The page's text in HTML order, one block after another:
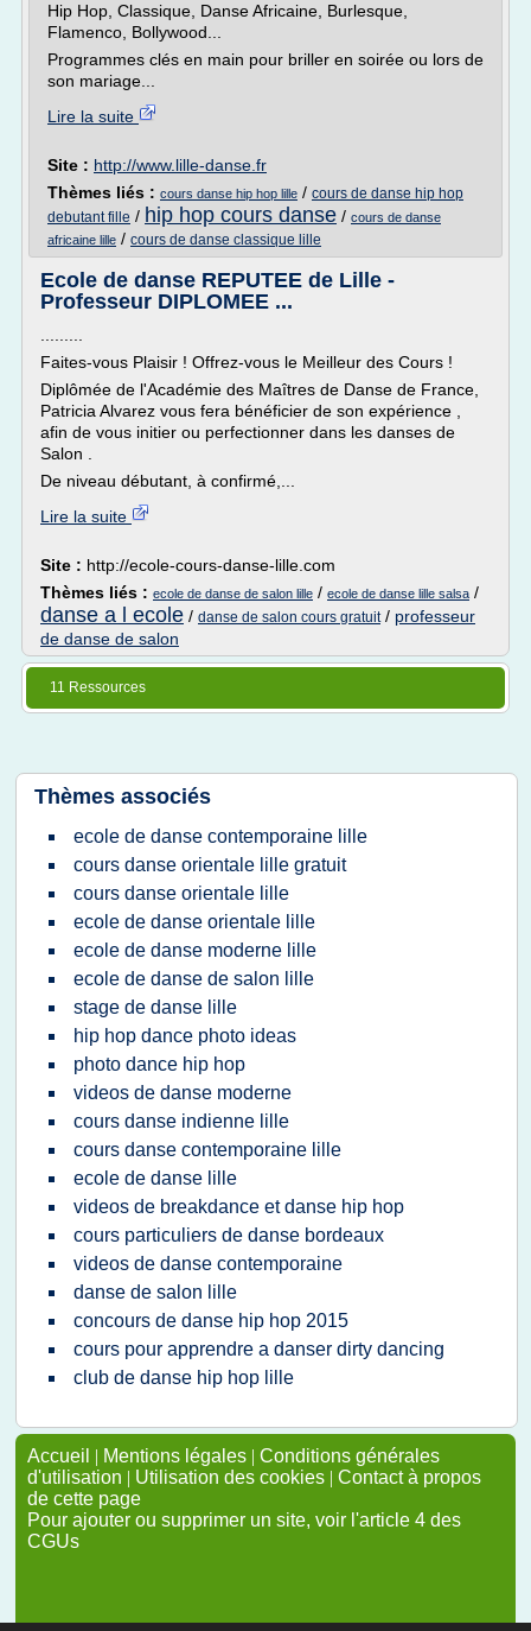
Hip Hop, Classique, Danse Africaine, Burlesque,
Flamenco, Bollywood...
Programmes clés en main pour briller en soirée ou lors de
son mariage...
Lire la suite
Site : http://www.lille-danse.fr
Thèmes liés : cours danse hip hop lille / cours de danse hip hop
debutant fille / hip hop cours danse / cours de danse
africaine lille / cours de danse classique lille
Ecole de danse REPUTEE de Lille -
Professeur DIPLOMEE ...
Faites-vous Plaisir ! Offrez-vous le Meilleur des Cours !
Diplômée de l'Académie des Maîtres de Danse de France,
Patricia Alvarez vous fera bénéficier de son expérience ,
afin de vous initier ou perfectionner dans les danses de
Salon .
De niveau débutant, à confirmé,...
Lire la suite
Site : http://ecole-cours-danse-lille.com
Thèmes liés : ecole de danse de salon lille / ecole de danse lille salsa /
danse a l ecole / danse de salon cours gratuit/ professeur
de danse de salon
11 Ressources
Thèmes associés
ecole de danse contemporaine lille
cours danse orientale lille gratuit
cours danse orientale lille
ecole de danse orientale lille
ecole de danse moderne lille
ecole de danse de salon lille
stage de danse lille
hip hop dance photo ideas
photo dance hip hop
videos de danse moderne
cours danse indienne lille
cours danse contemporaine lille
ecole de danse lille
videos de breakdance et danse hip hop
cours particuliers de danse bordeaux
videos de danse contemporaine
danse de salon lille
concours de danse hip hop 2015
cours pour apprendre a danser dirty dancing
club de danse hip hop lille
Accueil | Mentions légales | Conditions générales
d'utilisation | Utilisation des cookies | Contact à propos
de cette page
Pour ajouter ou supprimer un site, voir l'article 4 des
CGUs